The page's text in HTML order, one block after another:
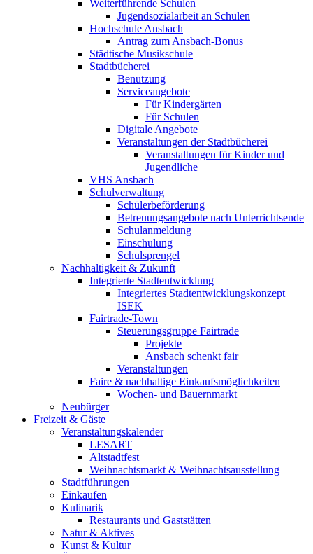
Weiterführende Schulen
Jugendsozialarbeit an Schulen
Hochschule Ansbach
Antrag zum Ansbach-Bonus
Städtische Musikschule
Stadtbücherei
Benutzung
Serviceangebote
Für Kindergärten
Für Schulen
Digitale Angebote
Veranstaltungen der Stadtbücherei
Veranstaltungen für Kinder und
Jugendliche
VHS Ansbach
Schulverwaltung
Schülerbeförderung
Betreuungsangebote nach Unterrichtsende
Schulanmeldung
Einschulung
Schulsprengel
Nachhaltigkeit & Zukunft
Integrierte Stadtentwicklung
Integriertes Stadtentwicklungskonzept
ISEK
Fairtrade-Town
Steuerungsgruppe Fairtrade
Projekte
Ansbach schenkt fair
Veranstaltungen
Faire & nachhaltige Einkaufsmöglichkeiten
Wochen- und Bauernmarkt
Neubürger
Freizeit & Gäste
Veranstaltungskalender
LESART
Altstadtfest
Weihnachtsmarkt & Weihnachtsausstellung
Stadtführungen
Einkaufen
Kulinarik
Restaurants und Gaststätten
Natur & Aktives
Kunst & Kultur